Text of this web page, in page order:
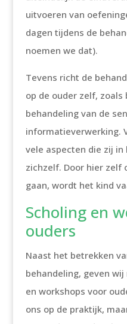
uitvoeren van
dagen tijdens de
noemen we dat).
Tevens richt de
op de ouder zelf, zoals
behandeling van de
informatieverwerking.
vele aspecten die zij
zichzelf. Door hier zelf
gaan, wordt het kind
Scholing en
ouders
Naast het betrekken
behandeling, geven
en workshops voor
ons op de praktijk,